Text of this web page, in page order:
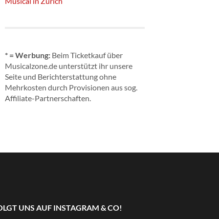
* = Werbung: Beim Ticketkauf über
Musicalzone.de unterstützt ihr unsere
Seite und Berichterstattung ohne
Mehrkosten durch Provisionen aus sog.
Affiliate-Partnerschaften.
UNS AUF INSTAGRAM & CO!